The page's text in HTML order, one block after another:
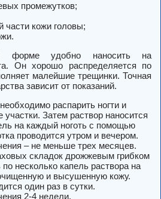
промежутков;
части кожи головы;
форме удобно наносить на
Он хорошо распределяется по
малейшие трещинки. Точная
зависит от показаний.
распарить ногти и
Затем раствор наносится
на каждый ноготь с помощью
проводится утром и вечером.
– не меньше трех месяцев.
складок дрожжевым грибком
несколько капель раствора на
и высушенную кожу.
один раз в сутки.
2-4 недели.